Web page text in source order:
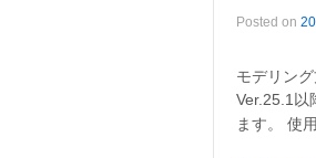
Posted on
モデリン
Ver.25.1以
ます。 使